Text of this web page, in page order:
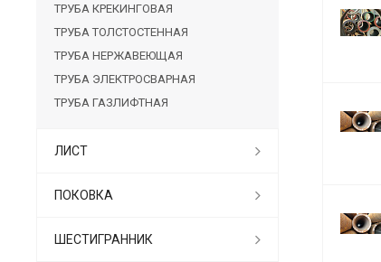
ТРУБА КРЕКИНГОВАЯ
ТРУБА ТОЛСТОСТЕННАЯ
ТРУБА НЕРЖАВЕЮЩАЯ
ТРУБА ЭЛЕКТРОСВАРНАЯ
ТРУБА ГАЗЛИФТНАЯ
ЛИСТ
ПОКОВКА
ШЕСТИГРАННИК